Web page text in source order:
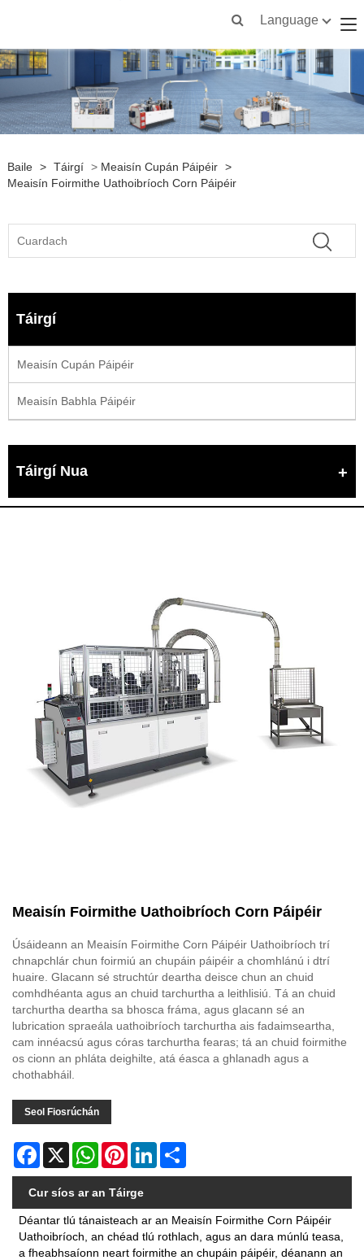
Language
Baile > Táirgí > Meaisín Cupán Páipéir >
Meaisín Foirmithe Uathoibríoch Corn Páipéir
Táirgí
Meaisín Cupán Páipéir
Meaisín Babhla Páipéir
Táirgí Nua
Meaisín Foirmithe Uathoibríoch Corn Páipéir
Úsáideann an Meaisín Foirmithe Corn Páipéir Uathoibríoch trí
chnapchlár chun foirmiú an chupáin páipéir a chomhlánú i dtrí
huaire. Glacann sé struchtúr deartha deisce chun an chuid
comhdhéanta agus an chuid tarchurtha a leithlisiú. Tá an chuid
tarchurtha deartha sa bhosca fráma, agus glacann sé an
lubrication spraeála uathoibríoch tarchurtha ais fadaimseartha,
cam innéacsú agus córas tarchurtha fearas; tá an chuid foirmithe
os cionn an phláta deighilte, atá éasca a ghlanadh agus a
chothabháil.
Seol Fiosrúchán
Facebook
X WhatsAppPinterestLinkedIn
Cur síos ar an Táirge
Déantar tlú tánaisteach ar an Meaisín Foirmithe Corn Páipéir
Uathoibríoch, an chéad tlú rothlach, agus an dara múnlú teasa,
a fheabhsaíonn neart foirmithe an chupáin páipéir, déanann an